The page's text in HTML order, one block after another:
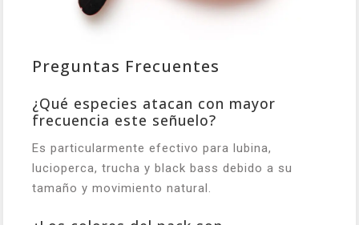
Preguntas Frecuentes
¿Qué especies atacan con mayor
frecuencia este señuelo?
Es particularmente efectivo para lubina,
lucioperca, trucha y black bass debido a su
tamaño y movimiento natural.